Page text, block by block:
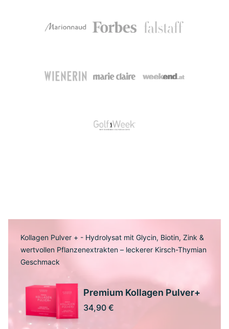
Kollagen Pulver + - Hydrolysat mit Glycin, Biotin, Zink &
wertvollen Pflanzenextrakten – leckerer Kirsch-Thymian
Geschmack
Premium Kollagen Pulver+
34,90 €